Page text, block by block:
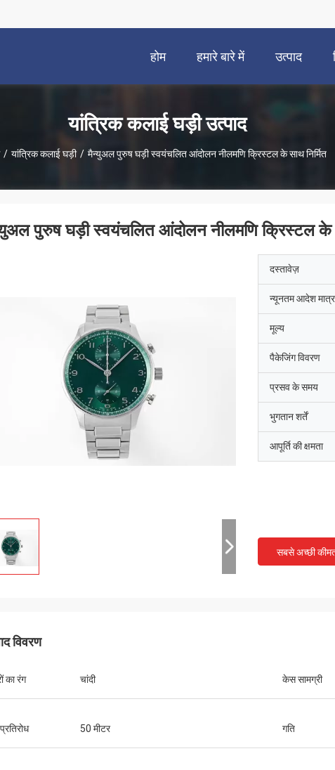
होम हमारे बारे में उत्पाद
यांत्रिक कलाई घड़ी उत्पाद
/ यांत्रिक कलाई घड़ी / मैन्युअल पुरुष घड़ी स्वयंचलित आंदोलन नीलमणि क्रिस्टल के साथ निर्मित
पुरुष घड़ी स्वयंचलित आंदोलन नीलमणि क्रिस्टल के
दस्तावेज़
न्यूनतम आदेश
मूल्य
पैकेजिंग विवरण
प्रसव के समय
भुगतान शर्तें
आपूर्ति की क्षमता
सबसे अच्छी
विवरण
का रंग चांदी केस सामग्री
50 मीटर गति